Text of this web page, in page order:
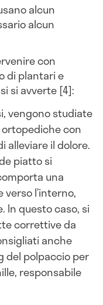
alcun
alcun
con
di plantari e
si avverte [4]:
vengono studiate
con
alleviare il dolore.
piatto si
una
l’interno,
In questo caso, si
correttive da
anche
del polpaccio per
responsabile